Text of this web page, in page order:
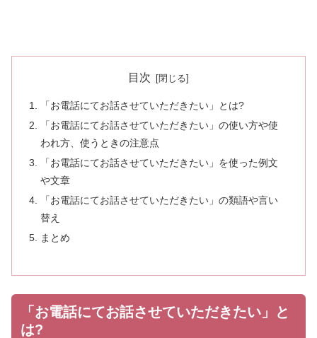
目次
「お電話にてお話させていただきたい」とは?
「お電話にてお話させていただきたい」の使い方や使
われ方、使うときの注意点
「お電話にてお話させていただきたい」を使った例文
や文章
「お電話にてお話させていただきたい」の類語や言い
替え
まとめ
「お電話にてお話させていただきたい」と
は?